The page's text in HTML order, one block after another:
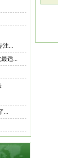
注...
适...
...